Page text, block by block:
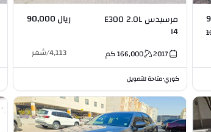
مرسيدس E300 2.0L
I4
ريال 90,000
2017
166,000كم 4,113
/شهر
كوري•متاحة للتمويل